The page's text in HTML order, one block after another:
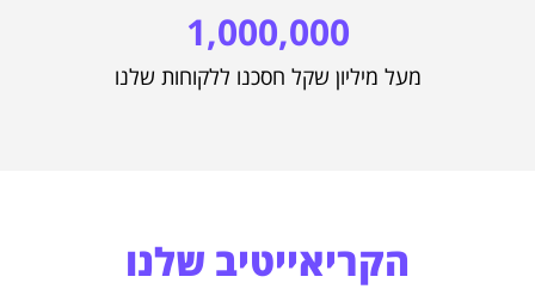
מעל מיליון שקל חסכנו ללקוחות שלנו
1,000,000
הקריאייטיב שלנו